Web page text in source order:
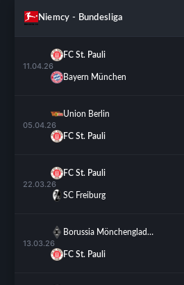
Niemcy - Bundesliga
11.04.26
FC St. Pauli
Bayern München
05.04.26
Union Berlin
FC St. Pauli
22.03.26
FC St. Pauli
SC Freiburg
13.03.26
Borussia Mönchengladbach
FC St. Pauli